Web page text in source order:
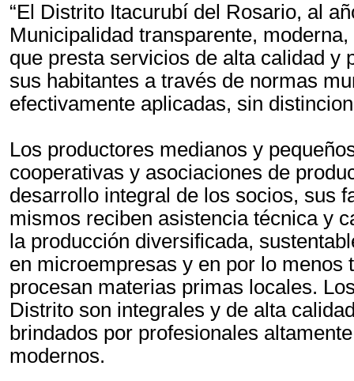
“El Distrito Itacurubí del Rosario, al
Municipalidad transparente,
que presta servicios de alta calidad y
sus habitantes a través de normas
efectivamente aplicadas, sin
Los productores medianos y
cooperativas y asociaciones de
desarrollo integral de los socios, sus
mismos reciben asistencia técnica y
la producción diversificada,
en microempresas y en por lo menos
procesan materias primas locales.
Distrito son integrales y de alta
brindados por profesionales
modernos.